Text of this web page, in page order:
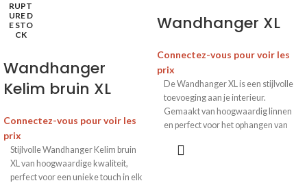
RUPT
URE D
E STO
CK
Wandhanger
Kelim bruin XL
Connectez-vous pour voir les
prix
Stijlvolle Wandhanger Kelim bruin
XL van hoogwaardige kwaliteit,
perfect voor een unieke touch in elk
Wandhanger XL
Connectez-vous pour voir les
prix
De Wandhanger XL is een stijlvolle
toevoeging aan je interieur.
Gemaakt van hoogwaardig linnen
en perfect voor het ophangen van
artistieke uitstraling.